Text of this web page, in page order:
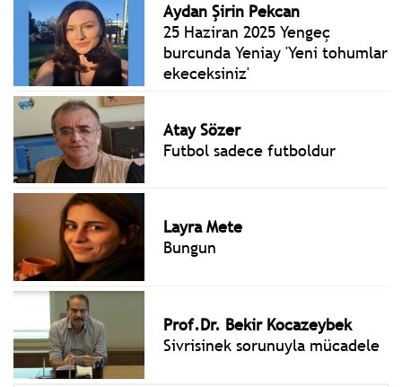
Aydan Şirin Pekcan
25 Haziran 2025 Yengeç
burcunda Yeniay 'Yeni tohumlar
ekeceksiniz'
Atay Sözer
Futbol sadece futboldur
Layra Mete
Bungun
Prof.Dr. Bekir Kocazeybek
Sivrisinek sorunuyla mücadele